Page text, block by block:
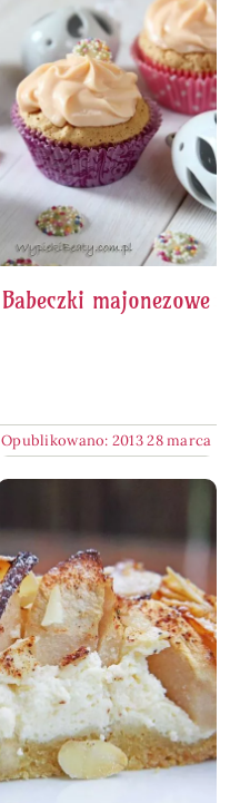
Babeczki majonezowe
Opublikowano: 2013 28 marca